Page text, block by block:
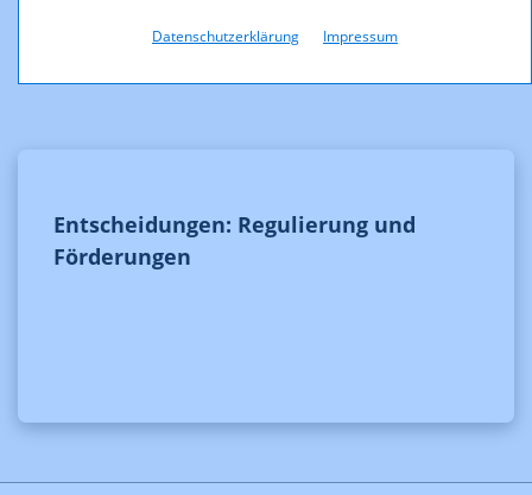
Datenschutzerklärung Impressum
Weitere Informationen
Entscheidungen: Regulierung und
Förderungen